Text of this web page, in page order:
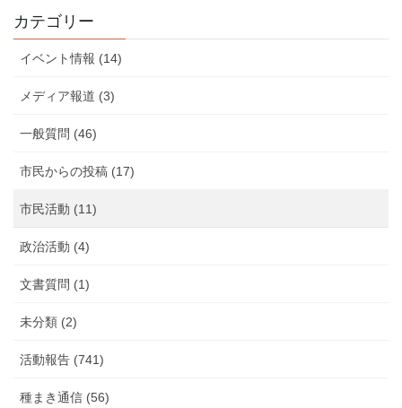
ン
活
カテゴリー
イベント情報 (14)
メディア報道 (3)
一般質問 (46)
市民からの投稿 (17)
市民活動 (11)
政治活動 (4)
文書質問 (1)
未分類 (2)
活動報告 (741)
種まき通信 (56)